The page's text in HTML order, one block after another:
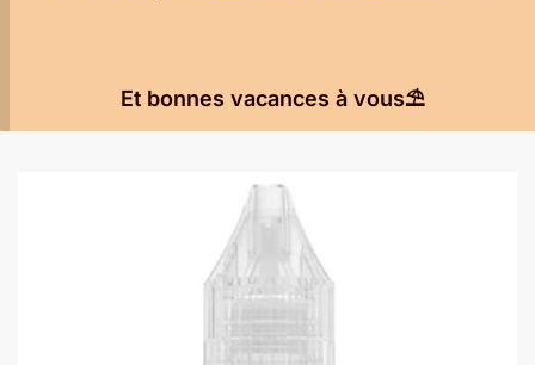
Et bonnes vacances à vous⛱️